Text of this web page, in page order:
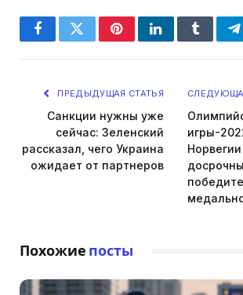
FacebookTwitterPinterestLinkedInTumblr
ПРЕДЫДУЩАЯ СТАТЬЯ
Санкции нужны уже
сейчас: Зеленский
рассказал, чего Украина
ожидает от партнеров
игры-
Похожие посты